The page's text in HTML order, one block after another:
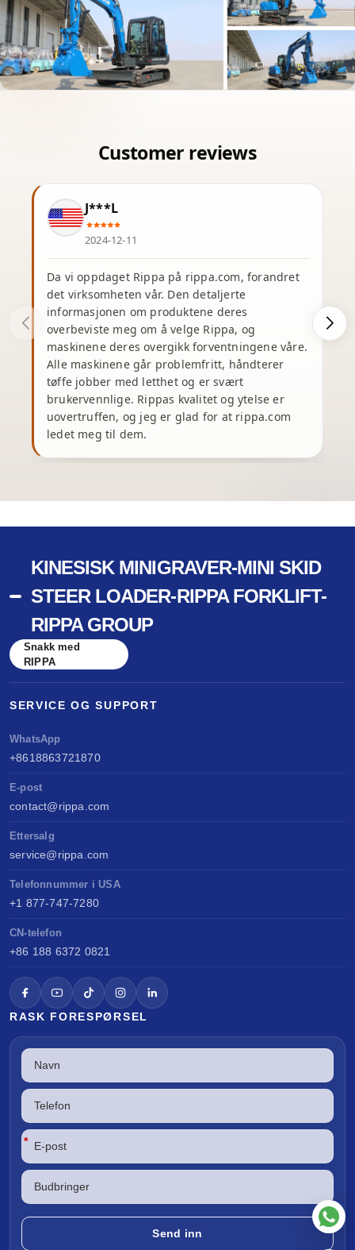
J***L
2024-12-11
Da vi oppdaget Rippa på rippa.com, forandret
det virksomheten vår. Den detaljerte
informasjonen om produktene deres
overbeviste meg om å velge Rippa, og
maskinene deres overgikk forventningene våre.
Alle maskinene går problemfritt, håndterer
tøffe jobber med letthet og er svært
brukervennlige. Rippas kvalitet og ytelse er
uovertruffen, og jeg er glad for at rippa.com
ledet meg til dem.
KINESISK MINIGRAVER-MINI SKID
STEER LOADER-RIPPA FORKLIFT-
RIPPA GROUP
Snakk med
RIPPA
SERVICE OG SUPPORT
WhatsApp
+8618863721870
E-post
contact@rippa.com
Ettersalg
service@rippa.com
Telefonnummer i USA
+1 877-747-7280
CN-telefon
+86 188 6372 0821
RASK FORESPØRSEL
*